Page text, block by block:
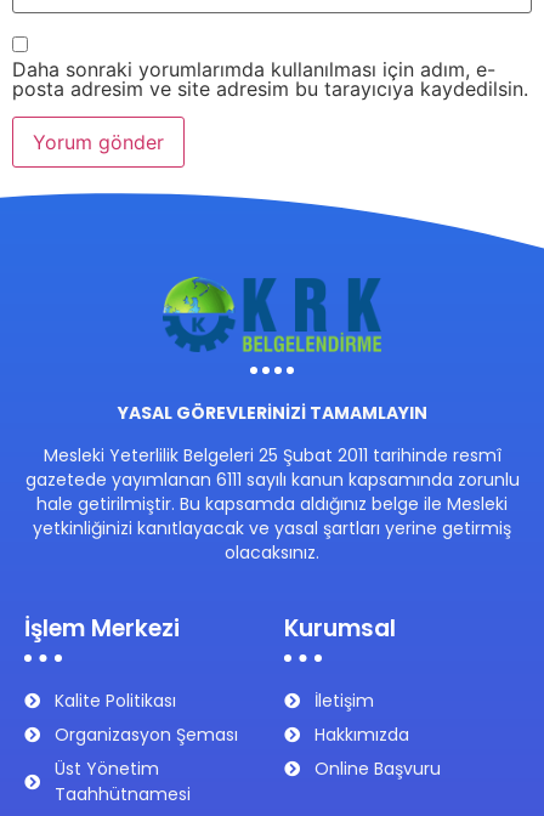
Daha sonraki yorumlarımda kullanılması için adım, e-
posta adresim ve site adresim bu tarayıcıya kaydedilsin.
YASAL GÖREVLERİNİZİ TAMAMLAYIN
Mesleki Yeterlilik Belgeleri 25 Şubat 2011 tarihinde resmî
gazetede yayımlanan 6111 sayılı kanun kapsamında zorunlu
hale getirilmiştir. Bu kapsamda aldığınız belge ile Mesleki
yetkinliğinizi kanıtlayacak ve yasal şartları yerine getirmiş
olacaksınız.
İşlem Merkezi
Kalite Politikası
Organizasyon Şeması
Üst Yönetim
Taahhütnamesi
Kurumsal
İletişim
Hakkımızda
Online Başvuru